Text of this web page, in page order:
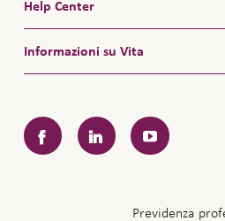
Help Center
Informazioni su Vita
FacebookLinkedInYouTube
Previdenza